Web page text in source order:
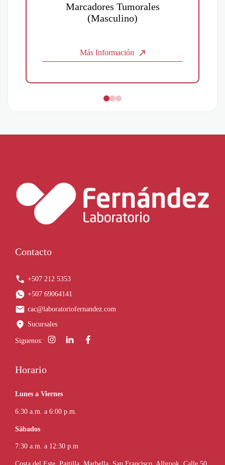
Marcadores Tumorales
(Masculino)
Más Información
Contacto
+507 212 5353
+507 69064141
cac@laboratoriofernandez.com
Sucursales
Siguenos:
Horario
Lunes a Viernes
6:30 a.m. a 6:00 p.m.
Sábados
7:30 a.m. a 12:30 p.m